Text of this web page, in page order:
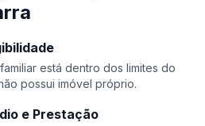
está dentro dos limites do
possui imóvel próprio.
e Prestação